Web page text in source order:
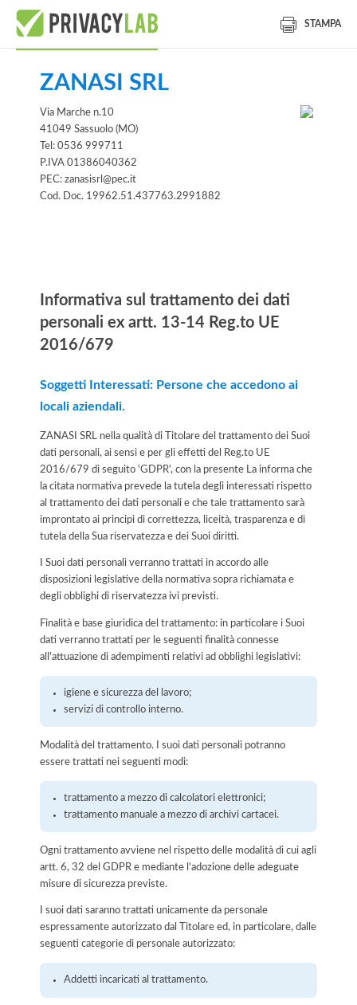
STAMPA
ZANASI SRL
Via Marche n.10
41049 Sassuolo (MO)
Tel: 0536 999711
P.IVA 01386040362
PEC: zanasisrl@pec.it
Cod. Doc. 19962.51.437763.2991882
Informativa sul trattamento dei dati
personali ex artt. 13-14 Reg.to UE
2016/679
Soggetti Interessati: Persone che accedono ai
locali aziendali.
ZANASI SRL nella qualità di Titolare del trattamento dei Suoi
dati personali, ai sensi e per gli effetti del Reg.to UE
2016/679 di seguito 'GDPR', con la presente La informa che
la citata normativa prevede la tutela degli interessati rispetto
al trattamento dei dati personali e che tale trattamento sarà
improntato ai principi di correttezza, liceità, trasparenza e di
tutela della Sua riservatezza e dei Suoi diritti.
I Suoi dati personali verranno trattati in accordo alle
disposizioni legislative della normativa sopra richiamata e
degli obblighi di riservatezza ivi previsti.
Finalità e base giuridica del trattamento: in particolare i Suoi
dati verranno trattati per le seguenti finalità connesse
all'attuazione di adempimenti relativi ad obblighi legislativi:
igiene e sicurezza del lavoro;
servizi di controllo interno.
Modalità del trattamento. I suoi dati personali potranno
essere trattati nei seguenti modi:
trattamento a mezzo di calcolatori elettronici;
trattamento manuale a mezzo di archivi cartacei.
Ogni trattamento avviene nel rispetto delle modalità di cui agli
artt. 6, 32 del GDPR e mediante l'adozione delle adeguate
misure di sicurezza previste.
I suoi dati saranno trattati unicamente da personale
espressamente autorizzato dal Titolare ed, in particolare, dalle
seguenti categorie di personale autorizzato:
Addetti incaricati al trattamento.